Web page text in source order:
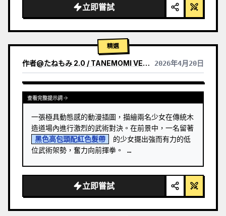
文字的螢幕，右側顯示紅色的 '{argument
name=\"r…
立即嘗試
精選
作者@たねもみ 2.0 / TANEMOMI VER2.0 2026年4月20日
查看完整提示詞
一張極具動態感的動漫插圖，描繪兩名少女在傳統木
黑色高包頭配紅色髮帶
的少女擺出強而有力的低
位武術架勢，奮力向前揮拳。 …
立即嘗試